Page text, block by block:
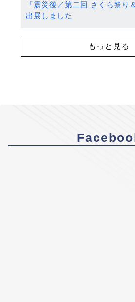
「震災後／第二回 さくら祭り
出展しました
もっと見る